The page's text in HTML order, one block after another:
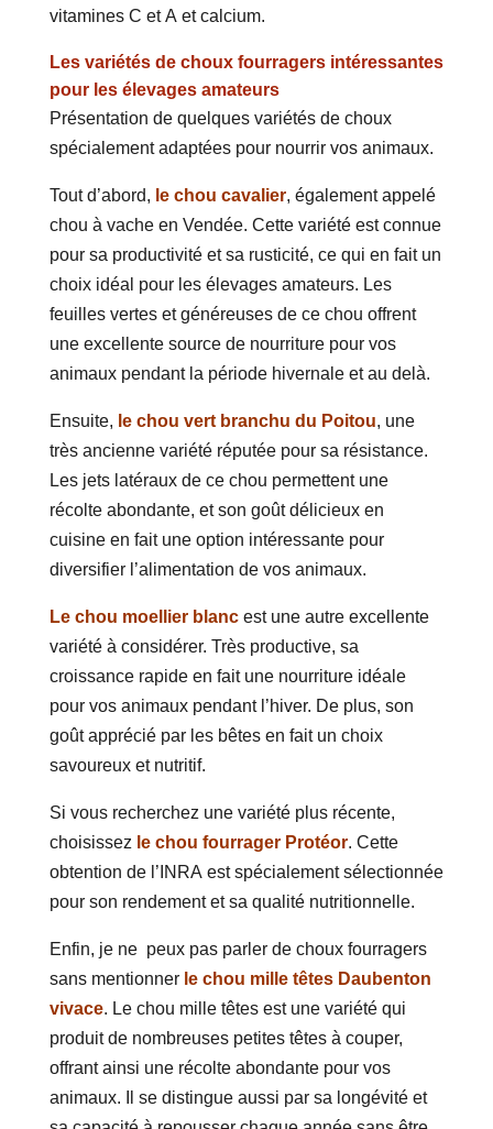
vitamines C et A et calcium.
Les variétés de choux fourragers intéressantes
pour les élevages amateurs
Présentation de quelques variétés de choux
spécialement adaptées pour nourrir vos animaux.
Tout d’abord, le chou cavalier, également appelé
chou à vache en Vendée. Cette variété est connue
pour sa productivité et sa rusticité, ce qui en fait un
choix idéal pour les élevages amateurs. Les
feuilles vertes et généreuses de ce chou offrent
une excellente source de nourriture pour vos
animaux pendant la période hivernale et au delà.
Ensuite, le chou vert branchu du Poitou, une
très ancienne variété réputée pour sa résistance.
Les jets latéraux de ce chou permettent une
récolte abondante, et son goût délicieux en
cuisine en fait une option intéressante pour
diversifier l’alimentation de vos animaux.
Le chou moellier blanc est une autre excellente
variété à considérer. Très productive, sa
croissance rapide en fait une nourriture idéale
pour vos animaux pendant l’hiver. De plus, son
goût apprécié par les bêtes en fait un choix
savoureux et nutritif.
Si vous recherchez une variété plus récente,
choisissez le chou fourrager Protéor. Cette
obtention de l’INRA est spécialement sélectionnée
pour son rendement et sa qualité nutritionnelle.
Enfin, je ne peux pas parler de choux fourragers
sans mentionnerle chou mille têtes Daubenton
vivace. Le chou mille têtes est une variété qui
produit de nombreuses petites têtes à couper,
offrant ainsi une récolte abondante pour vos
animaux. Il se distingue aussi par sa longévité et